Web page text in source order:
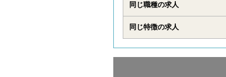
同じ職種の求人
同じ特徴の求人